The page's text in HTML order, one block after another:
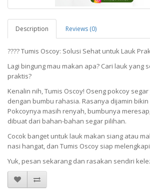
Description Reviews (0)
???? Tumis Oscoy: Solusi Sehat untuk Lauk
Lagi bingung mau makan apa? Cari lauk yang
praktis?
Kenalin nih, Tumis Oscoy! Oseng pokcoy
dengan bumbu rahasia. Rasanya dijamin
Pokcoynya masih renyah, bumbunya
dibuat dari bahan-bahan segar pilihan.
Cocok banget untuk lauk makan siang atau
nasi hangat, dan Tumis Oscoy siap
Yuk, pesan sekarang dan rasakan sendiri